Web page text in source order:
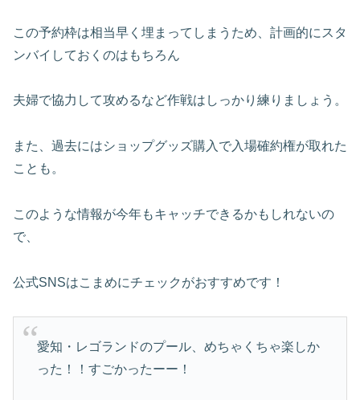
この予約枠は相当早く埋まってしまうため、計画的にスタ
ンバイしておくのはもちろん
夫婦で協力して攻めるなど作戦はしっかり練りましょう。
また、過去にはショップグッズ購入で入場確約権が取れた
ことも。
このような情報が今年もキャッチできるかもしれないの
で、
公式SNSはこまめにチェックがおすすめです！
愛知・レゴランドのプール、めちゃくちゃ楽しか
った！！すごかったーー！